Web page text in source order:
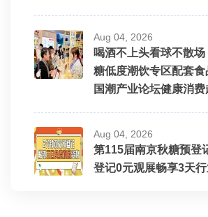
Aug 04, 2026
喝酒不上头看球不散
糖低度潮饮专区配套
国潮产业论坛健康消
Aug 04, 2026
第115届南京秋糖预登
登记0元观展畅享3天